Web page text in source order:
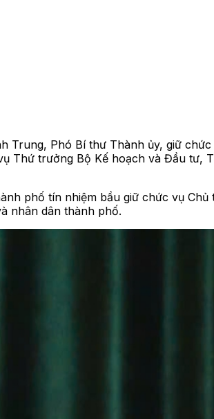
Phó Bí thư Thành ủy, giữ
Thứ trưởng Bộ Kế hoạch và Đầu
phố tín nhiệm bầu giữ chức vụ
nhân dân thành phố.